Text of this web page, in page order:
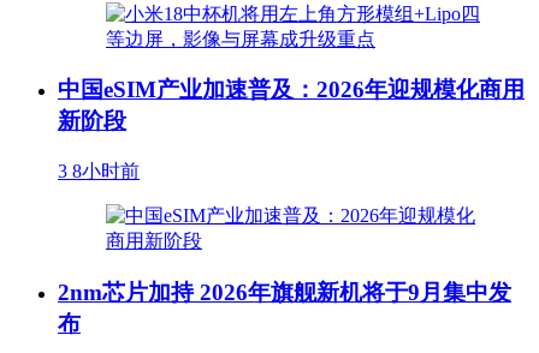
中国eSIM产业加速普及：2026年迎规模化商用
新阶段
3 8小时前
2nm芯片加持 2026年旗舰新机将于9月集中发
布